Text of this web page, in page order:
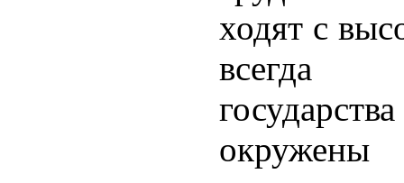
ходят с
всегда